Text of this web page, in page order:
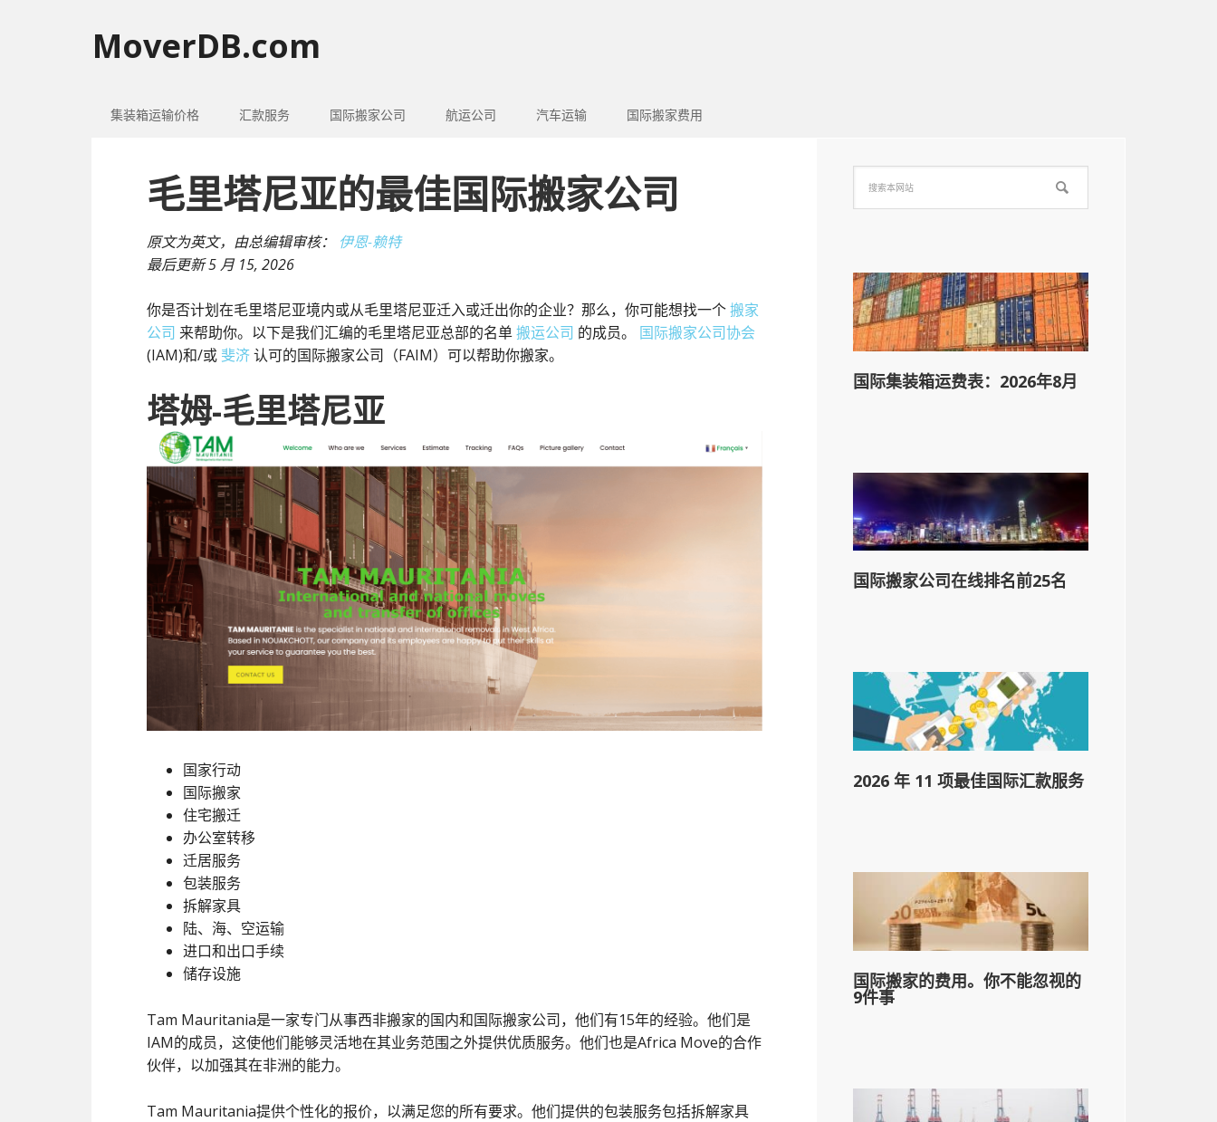
MoverDB.com
集装箱运输价格 汇款服务 国际搬家公司 航运公司 汽车运输 国际搬家费用
毛里塔尼亚的最佳国际搬家公司
原文为英文，由总编辑审核： 伊恩-赖特
最后更新5 月 15, 2026
你是否计划在毛里塔尼亚境内或从毛里塔尼亚迁入或迁出你的企业？那么，你可能想找一个搬家
公司 来帮助你。以下是我们汇编的毛里塔尼亚总部的名单搬运公司 的成员。 国际搬家公司协会
(IAM)和/或 斐济认可的国际搬家公司（FAIM）可以帮助你搬家。
塔姆-毛里塔尼亚
国家行动
国际搬家
住宅搬迁
办公室转移
迁居服务
包装服务
拆解家具
陆、海、空运输
进口和出口手续
储存设施
Tam Mauritania是一家专门从事西非搬家的国内和国际搬家公司，他们有15年的经验。他们是
IAM的成员，这使他们能够灵活地在其业务范围之外提供优质服务。他们也是Africa Move的合作
伙伴，以加强其在非洲的能力。
Tam Mauritania提供个性化的报价，以满足您的所有要求。他们提供的包装服务包括拆解家具
国际集装箱运费表：2026年8月
国际搬家公司在线排名前25名
2026 年 11 项最佳国际汇款服务
国际搬家的费用。你不能忽视的
9件事